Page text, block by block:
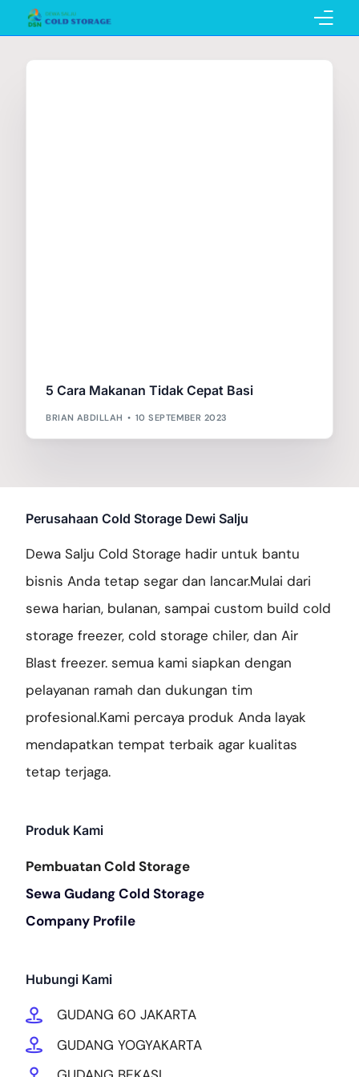
5 Cara Makanan Tidak Cepat Basi
BRIAN ABDILLAH 10 SEPTEMBER 2023
Perusahaan Cold Storage Dewi Salju
Dewa Salju Cold Storage hadir untuk bantu
bisnis Anda tetap segar dan lancar.Mulai dari
sewa harian, bulanan, sampai custom build cold
storage freezer, cold storage chiler, dan Air
Blast freezer. semua kami siapkan dengan
pelayanan ramah dan dukungan tim
profesional.Kami percaya produk Anda layak
mendapatkan tempat terbaik agar kualitas
tetap terjaga.
Produk Kami
Pembuatan Cold Storage
Sewa Gudang Cold Storage
Company Profile
Hubungi Kami
GUDANG 60 JAKARTA
GUDANG YOGYAKARTA
Galery Project
Hubungi Kami